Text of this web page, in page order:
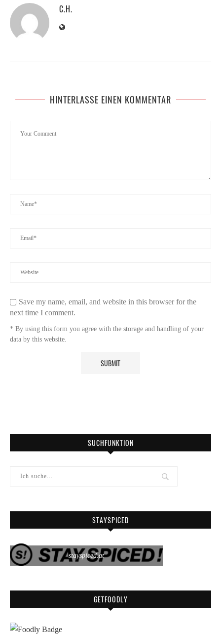
C.H.
HINTERLASSE EINEN KOMMENTAR
Save my name, email, and website in this browser for the
next time I comment.
* By using this form you agree with the storage and handling of your
data by this website.
SUCHFUNKTION
STAYSPICED
stayspiced.at
GETFOODLY